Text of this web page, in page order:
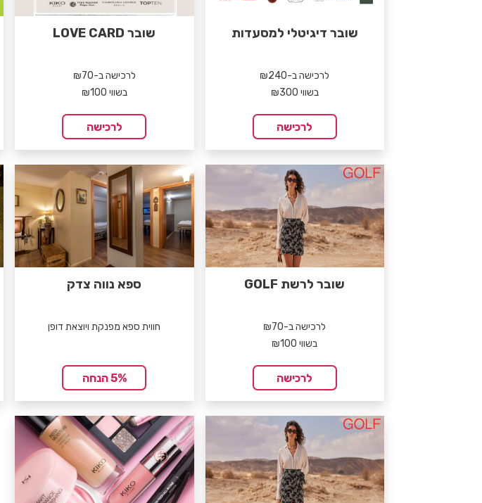
שובר דיגיטלי למסעדות
לרכישה ב-₪240
בשווי ₪300
לרכישה
שובר LOVE CARD
לרכישה ב-₪70
בשווי ₪100
לרכישה
שובר לרשת GOLF
לרכישה ב-₪70
בשווי ₪100
לרכישה
ספא נווה צדק
חווית ספא מפנקת ויוצאת דופן
5% הנחה